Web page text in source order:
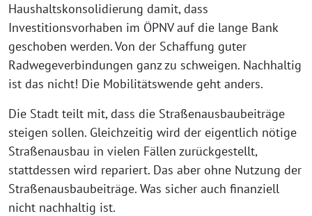
Haushaltskonsolidierung damit, dass
Investitionsvorhaben im ÖPNV auf die lange Bank
geschoben werden. Von der Schaffung guter
Radwegeverbindungen ganz zu schweigen. Nachhaltig
ist das nicht! Die Mobilitätswende geht anders.
Die Stadt teilt mit, dass die Straßenausbaubeiträge
steigen sollen. Gleichzeitig wird der eigentlich nötige
Straßenausbau in vielen Fällen zurückgestellt,
stattdessen wird repariert. Das aber ohne Nutzung der
Straßenausbaubeiträge. Was sicher auch finanziell
nicht nachhaltig ist.